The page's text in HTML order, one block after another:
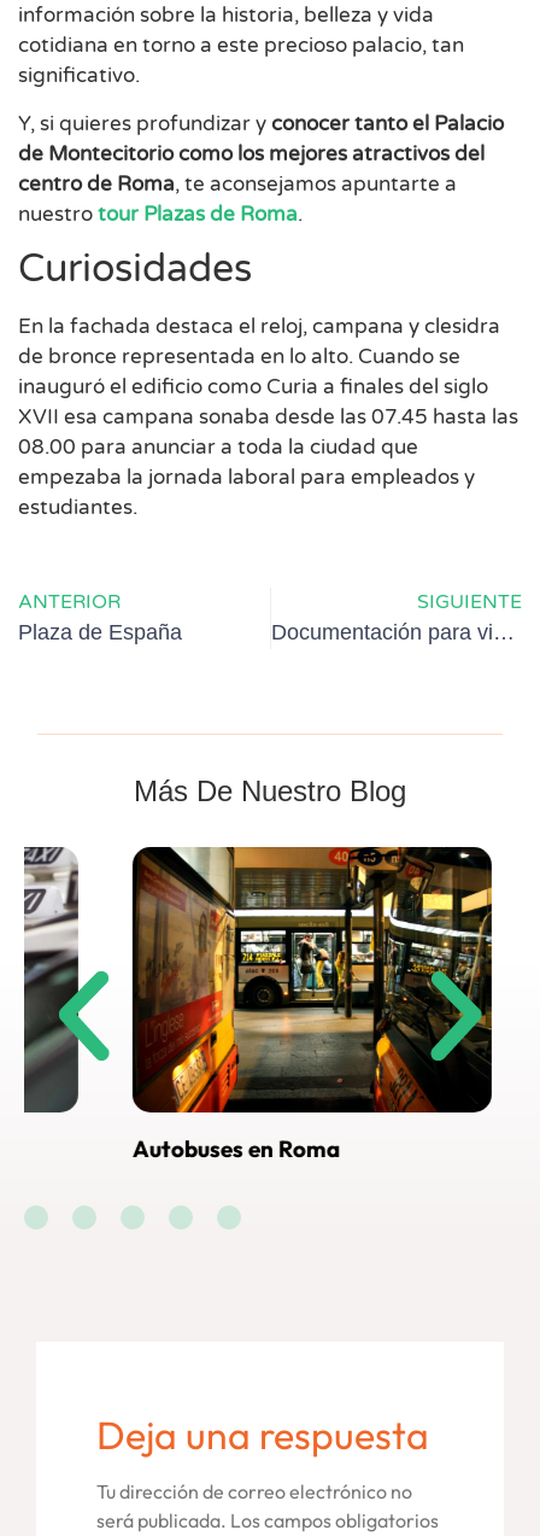
información sobre la historia, belleza y vida
cotidiana en torno a este precioso palacio, tan
significativo.
Y, si quieres profundizar yconocer tanto el Palacio
de Montecitorio como los mejores atractivos del
centro de Roma, te aconsejamos apuntarte a
nuestrotour Plazas de Roma.
Curiosidades
En la fachada destaca el reloj, campana y clesidra
de bronce representada en lo alto. Cuando se
inauguró el edificio como Curia a finales del siglo
XVII esa campana sonaba desde las 07.45 hasta las
08.00 para anunciar a toda la ciudad que
empezaba la jornada laboral para empleados y
estudiantes.
ANTERIOR
Plaza de España
SIGUIENTE
Documentación para viajar a Roma
Más De Nuestro Blog
Autobuses en Roma
Deja una respuesta
Tu dirección de correo electrónico no
será publicada. Los campos obligatorios